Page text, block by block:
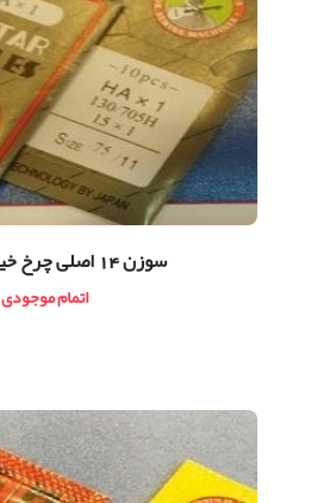
سوزن 14 اصلی چرخ خياطي خانگی
اتمام موجودی